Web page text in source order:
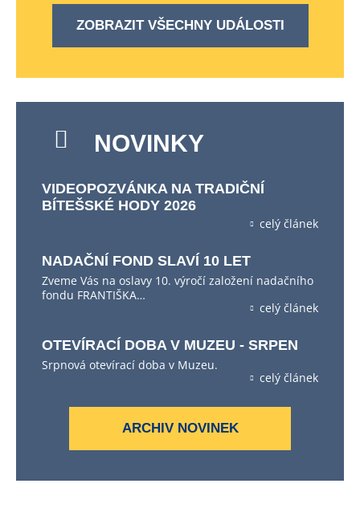
ZOBRAZIT VŠECHNY UDÁLOSTI
NOVINKY
VIDEOPOZVÁNKA NA TRADIČNÍ
BÍTEŠSKÉ HODY 2026
celý článek
NADAČNÍ FOND SLAVÍ 10 LET
Zveme Vás na oslavy 10. výročí založení nadačního
fondu FRANTIŠKA…
celý článek
OTEVÍRACÍ DOBA V MUZEU - SRPEN
Srpnová otevírací doba v Muzeu.
celý článek
ARCHIV NOVINEK